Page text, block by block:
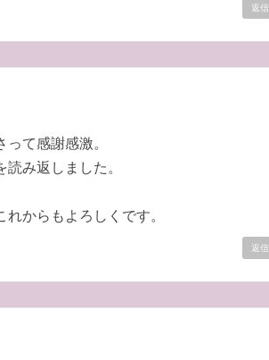
返信
て感謝感激。
み返しました。
からもよろしくです。
返信